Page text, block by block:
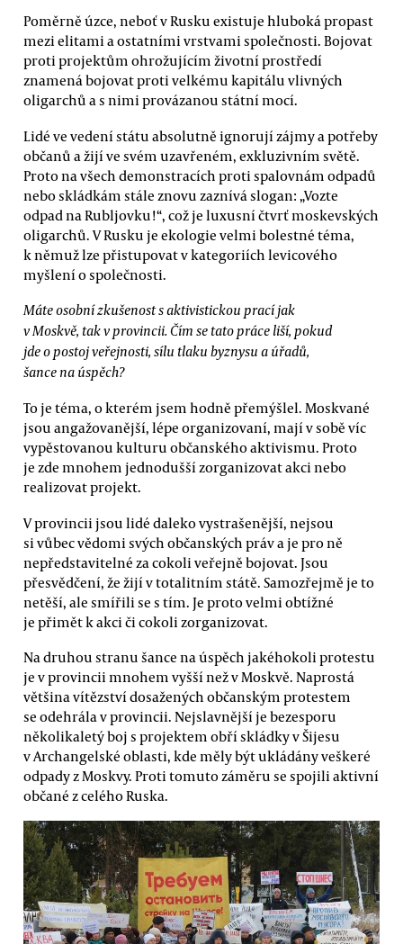
Poměrně úzce, neboť v Rusku existuje hluboká propast
mezi elitami a ostatními vrstvami společnosti. Bojovat
proti projektům ohrožujícím životní prostředí
znamená bojovat proti velkému kapitálu vlivných
oligarchů a s nimi provázanou státní mocí.
Lidé ve vedení státu absolutně ignorují zájmy a potřeby
občanů a žijí ve svém uzavřeném, exkluzivním světě.
Proto na všech demonstracích proti spalovnám odpadů
nebo skládkám stále znovu zaznívá slogan: „Vozte
odpad na Rubljovku!“, což je luxusní čtvrť moskevských
oligarchů. V Rusku je ekologie velmi bolestné téma,
k němuž lze přistupovat v kategoriích levicového
myšlení o společnosti.
Máte osobní zkušenost s aktivistickou prací jak
v Moskvě, tak v provincii. Čím se tato práce liší, pokud
jde o postoj veřejnosti, sílu tlaku byznysu a úřadů,
šance na úspěch?
To je téma, o kterém jsem hodně přemýšlel. Moskvané
jsou angažovanější, lépe organizovaní, mají v sobě víc
vypěstovanou kulturu občanského aktivismu. Proto
je zde mnohem jednodušší zorganizovat akci nebo
realizovat projekt.
V provincii jsou lidé daleko vystrašenější, nejsou
si vůbec vědomi svých občanských práv a je pro ně
nepředstavitelné za cokoli veřejně bojovat. Jsou
přesvědčení, že žijí v totalitním státě. Samozřejmě je to
netěší, ale smířili se s tím. Je proto velmi obtížné
je přimět k akci či cokoli zorganizovat.
Na druhou stranu šance na úspěch jakéhokoli protestu
je v provincii mnohem vyšší než v Moskvě. Naprostá
většina vítězství dosažených občanským protestem
se odehrála v provincii. Nejslavnější je bezesporu
několikaletý boj s projektem obří skládky v Šijesu
v Archangelské oblasti, kde měly být ukládány veškeré
odpady z Moskvy. Proti tomuto záměru se spojili aktivní
občané z celého Ruska.